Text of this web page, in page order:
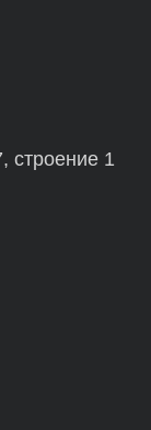
строение 1